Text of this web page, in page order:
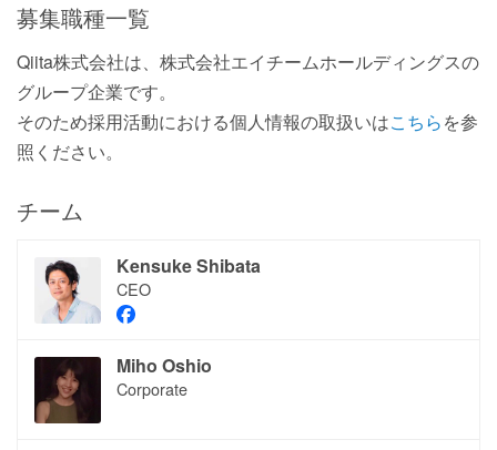
募集職種一覧
Qiita株式会社は、株式会社エイチームホールディングスの
グループ企業です。
そのため採用活動における個人情報の取扱いはこちらを参
照ください。
チーム
Kensuke Shibata
CEO
Miho Oshio
Corporate